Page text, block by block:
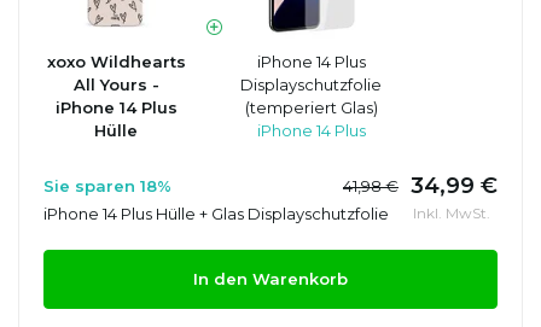
xoxo Wildhearts
All Yours -
iPhone 14 Plus
Hülle
iPhone 14 Plus
Displayschutzfolie
(temperiert Glas)
iPhone 14 Plus
Sie sparen 18% 41,98 € 34,99 €
iPhone 14 Plus Hülle + Glas Displayschutzfolie Inkl. MwSt.
In den Warenkorb